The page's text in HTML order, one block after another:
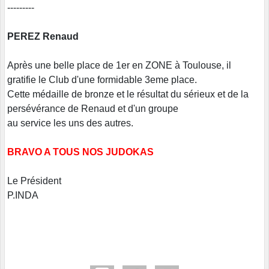
---------
PEREZ Renaud
Après une belle place de 1er en ZONE à Toulouse, il
gratifie le Club d'une formidable 3eme place.
Cette médaille de bronze et le résultat du sérieux et de la
persévérance de Renaud et d'un groupe
au service les uns des autres.
BRAVO A TOUS NOS JUDOKAS
Le Président
P.INDA